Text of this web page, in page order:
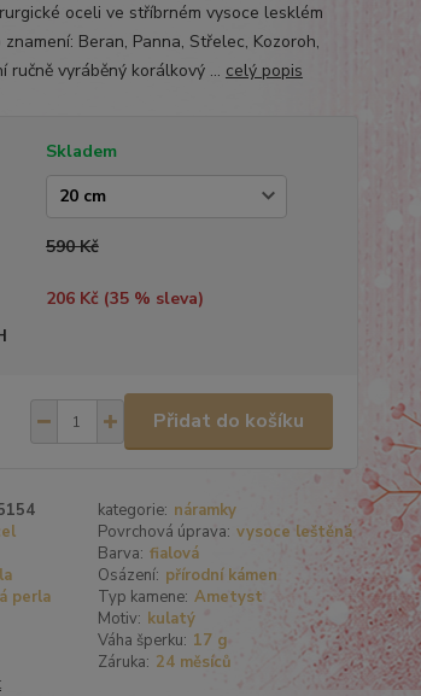
oceli ve stříbrném vysoce lesklém
Beran, Panna, Střelec, Kozoroh,
ručně vyráběný korálkový ... celý popis
Skladem
590 Kč
206 Kč (35% sleva)
Přidat do košíku
kategorie: náramky
Povrchová úprava: vysoce leštěná
Barva: fialová
Osázení: přírodní kámen
perla Typ kamene: Ametyst
Motiv: kulatý
Váha šperku: 17 g
Záruka: 24 měsíců